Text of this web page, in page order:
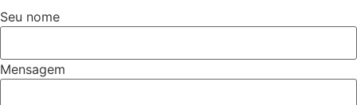
Seu nome
Mensagem